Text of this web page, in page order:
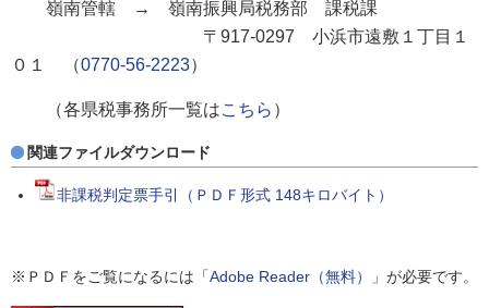
嶺南管轄 → 嶺南振興局税務部 課税課
〒917-0297 小浜市遠敷１丁目１
０１ （0770-56-2223）
（各県税事務所一覧はこちら ）
関連ファイルダウンロード
非課税判定票手引（ＰＤＦ形式 148キロバイト）
※ＰＤＦをご覧になるには「Adobe Reader（無料） 」が必要です。